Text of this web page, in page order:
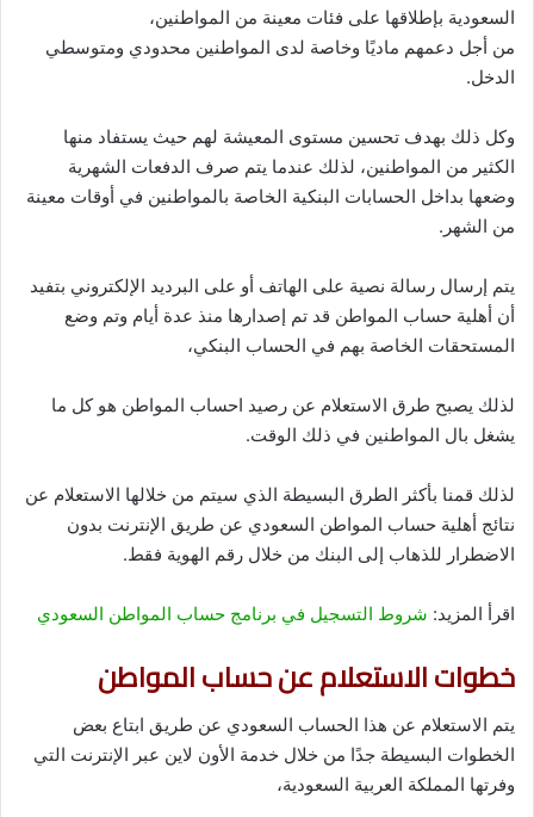
السعودية بإطلاقها على فئات معينة من المواطنين،
من أجل دعمهم ماديًا وخاصة لدى المواطنين محدودي ومتوسطي
الدخل.
وكل ذلك بهدف تحسين مستوى المعيشة لهم حيث يستفاد منها
الكثير من المواطنين، لذلك عندما يتم صرف الدفعات الشهرية
وضعها بداخل الحسابات البنكية الخاصة بالمواطنين في أوقات معينة
من الشهر.
يتم إرسال رسالة نصية على الهاتف أو على البرديد الإلكتروني بتفيد
أن أهلية حساب المواطن قد تم إصدارها منذ عدة أيام وتم وضع
المستحقات الخاصة بهم في الحساب البنكي،
لذلك يصبح طرق الاستعلام عن رصيد احساب المواطن هو كل ما
يشغل بال المواطنين في ذلك الوقت.
لذلك قمنا بأكثر الطرق البسيطة الذي سيتم من خلالها الاستعلام عن
نتائج أهلية حساب المواطن السعودي عن طريق الإنترنت بدون
الاضطرار للذهاب إلى البنك من خلال رقم الهوية فقط.
اقرأ المزيد: شروط التسجيل في برنامج حساب المواطن السعودي
خطوات الاستعلام عن حساب المواطن
يتم الاستعلام عن هذا الحساب السعودي عن طريق ابتاع بعض
الخطوات البسيطة جدًا من خلال خدمة الأون لاين عبر الإنترنت التي
وفرتها المملكة العربية السعودية،